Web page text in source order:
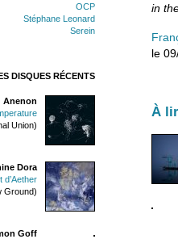
OCP
Stéphane Leonard
Serein
DISQUES RÉCENTS
Anenon
Union)
Dora
d’Aether
Ground)
Goff
in
le
À